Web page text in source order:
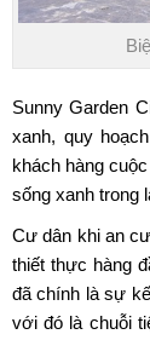
Sunny Garden
xanh, quy
khách hàng
sống xanh trong
Cư dân khi an
thiết thực hàng
đã chính là sự
với đó là chuỗi